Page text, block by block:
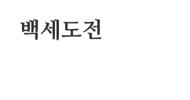
백세도전